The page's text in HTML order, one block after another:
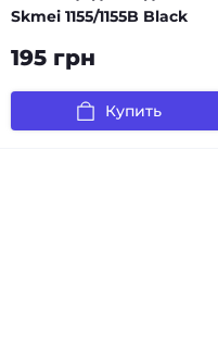
Skmei 1155/1155B Black
195 грн
Купить